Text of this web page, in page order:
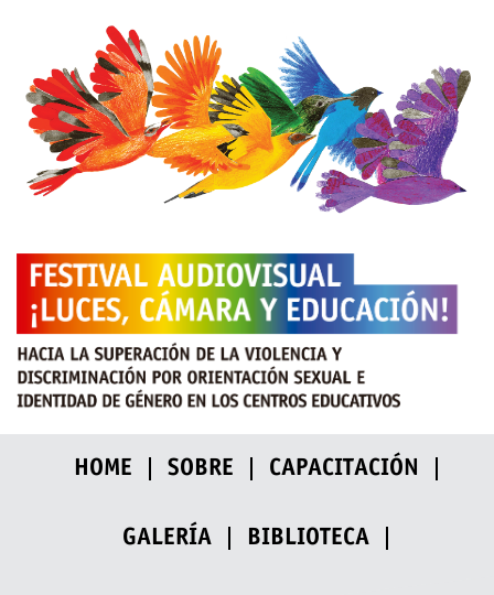
HOME SOBRE CAPACITACIÓN
GALERÍA BIBLIOTECA